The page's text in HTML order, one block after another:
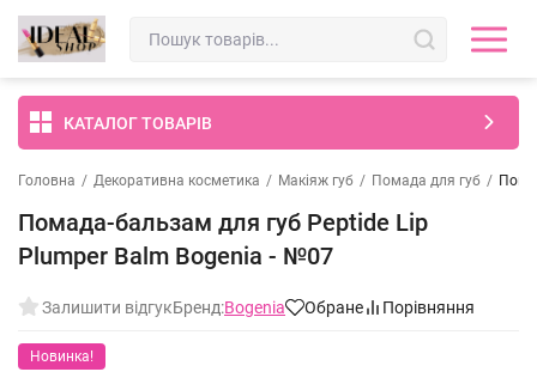
КАТАЛОГ ТОВАРІВ
Головна / Декоративна косметика / Макіяж губ / Помада для губ /
Помада-бальзам для губ Peptide Lip
Plumper Balm Bogenia - №07
Залишити відгукБренд:Bogenia Обране Порівняння
Новинка!